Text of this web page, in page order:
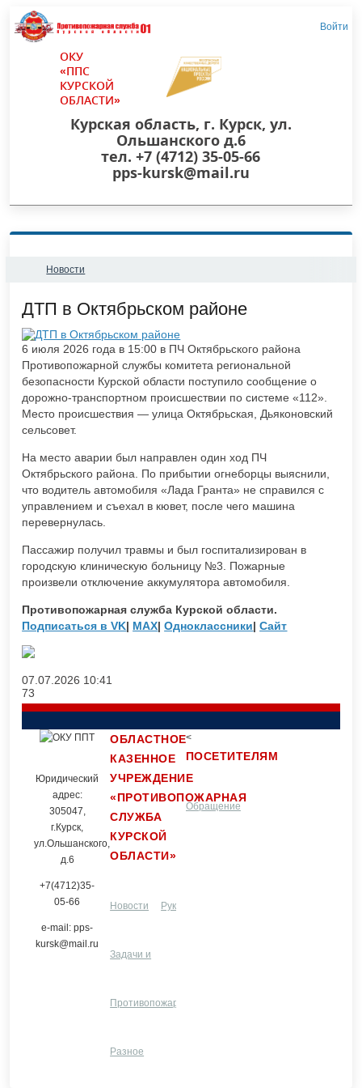
Войти
ОКУ
«ППС
КУРСКОЙ
ОБЛАСТИ»
Курская область, г. Курск, ул.
Ольшанского д.6
тел. +7 (4712) 35-05-66
pps-kursk@mail.ru
Новости
​ДТП в Октябрьском районе
6 июля 2026 года в 15:00 в ПЧ Октябрьского района
Противопожарной службы комитета региональной
безопасности Курской области поступило сообщение о
дорожно-транспортном происшествии по системе «112».
Место происшествия — улица Октябрьская, Дьяконовский
сельсовет.
На место аварии был направлен один ход ПЧ
Октябрьского района. По прибытии огнеборцы выяснили,
что водитель автомобиля «Лада Гранта» не справился с
управлением и съехал в кювет, после чего машина
перевернулась.
Пассажир получил травмы и был госпитализирован в
городскую клиническую больницу №3. Пожарные
произвели отключение аккумулятора автомобиля.
Противопожарная служба Курской области.
Подписаться в VK| MAX|Одноклассники|Сайт
07.07.2026 10:41
73
Юридический
адрес:
305047,
г.Курск,
ул.Ольшанского,
д.6
+7(4712)35-
05-66
e-mail: pps-
kursk@mail.ru
ОБЛАСТНОЕ
КАЗЕННОЕ
УЧРЕЖДЕНИЕ
«ПРОТИВОПОЖАРНАЯ
СЛУЖБА
КУРСКОЙ
ОБЛАСТИ»
Новости Руководство и
подразделения
Задачи и
функции
Противопожарная
профилактика
Разное
<
ПОСЕТИТЕЛЯМ
Обращение